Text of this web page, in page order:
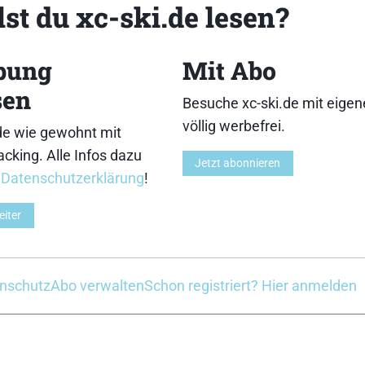
geholfen. Kenne mich mit den Angaben aber auch
zumindest ein Versuch wert. Zum Vergleich: Beim
kg eine Länge von 171 cm oder 176 cm
Und allzu weit ist er vom Gewicht der
du xc-ski.de lesen?
wie gewohnt mit
Alle Infos dazu
Datenschutzerklärung!
Mit Abo
Besuche xc-ski.de mit
völlig werbefrei.
Jetzt abonnieren
Abo verwaltenSchon registriert? Hier anmelden